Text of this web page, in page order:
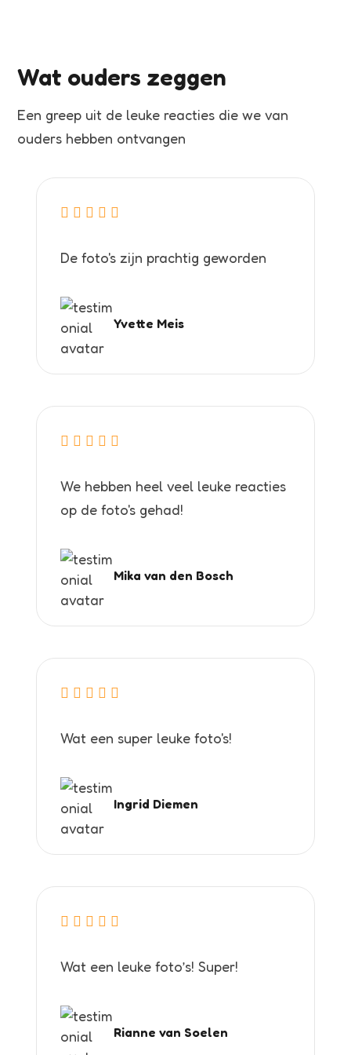
Wat ouders zeggen
Een greep uit de leuke reacties die we van
ouders hebben ontvangen
De foto's zijn prachtig geworden
Yvette Meis
We hebben heel veel leuke reacties
op de foto's gehad!
Mika van den Bosch
Wat een super leuke foto's!
Ingrid Diemen
Wat een leuke foto’s! Super!
Rianne van Soelen